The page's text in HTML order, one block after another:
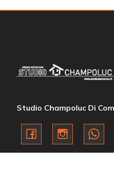
Studio Champoluc Di
minime
1
3
4